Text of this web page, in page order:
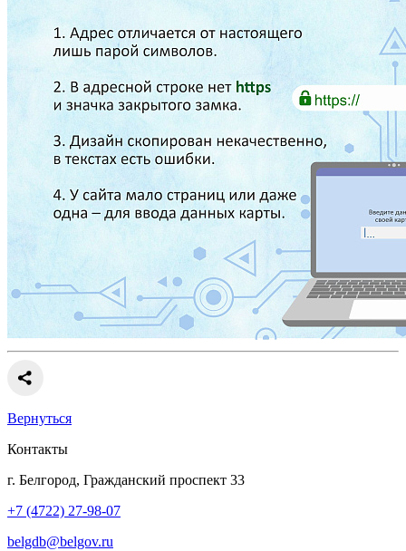
Вернуться
Контакты
г. Белгород, Гражданский проспект 33
+7 (4722) 27-98-07
belgdb@belgov.ru